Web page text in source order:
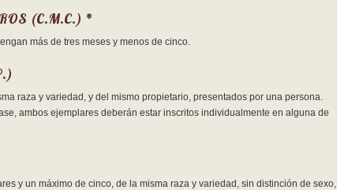
(C.M.C.) *
más de tres meses y menos de cinco.
raza y variedad, y del mismo propietario, presentados por una persona.
ambos ejemplares deberán estar inscritos individualmente en alguna de
y un máximo de cinco, de la misma raza y variedad, sin distinción de sexo,